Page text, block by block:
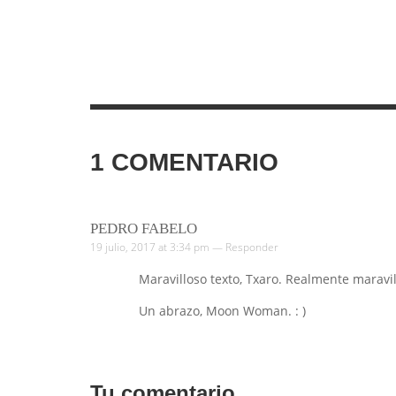
1 COMENTARIO
PEDRO FABELO
19 julio, 2017 at 3:34 pm — Responder
Maravilloso texto, Txaro. Realmente
Un abrazo, Moon Woman. : )